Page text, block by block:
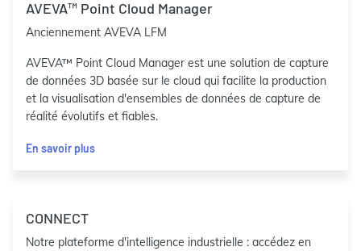
AVEVA™ Point Cloud Manager
Anciennement AVEVA LFM
AVEVA™ Point Cloud Manager est une solution de capture
de données 3D basée sur le cloud qui facilite la production
et la visualisation d'ensembles de données de capture de
réalité évolutifs et fiables.
En savoir plus
CONNECT
Notre plateforme d'intelligence industrielle : accédez en